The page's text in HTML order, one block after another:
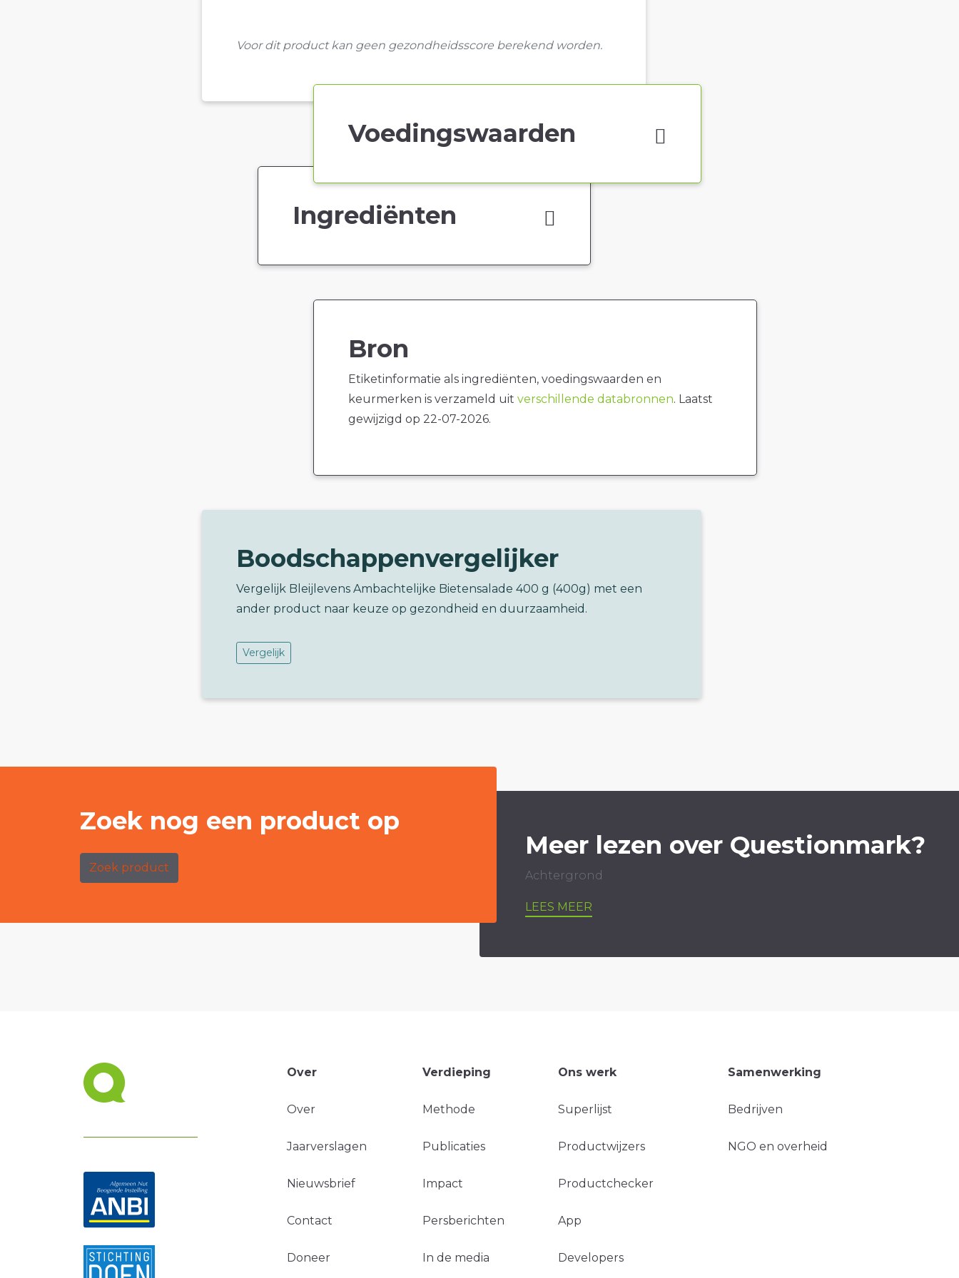
Voor dit product kan geen gezondheidsscore berekend worden.
Voedingswaarden
Ingrediënten
Bron
Etiketinformatie als ingrediënten, voedingswaarden en
keurmerken is verzameld uit verschillende databronnen. Laatst
gewijzigd op 22-07-2026.
Boodschappenvergelijker
Vergelijk Bleijlevens Ambachtelijke Bietensalade 400 g (400g) met een
ander product naar keuze op gezondheid en duurzaamheid.
Vergelijk
Zoek nog een product op
Zoek product
Meer lezen over Questionmark?
Achtergrond
LEES MEER
Over
Over
Jaarverslagen
Nieuwsbrief
Contact
Doneer
Verdieping
Methode
Publicaties
Impact
Persberichten
In de media
Ons werk
Superlijst
Productwijzers
Productchecker
App
Developers
Samenwerking
Bedrijven
NGO en overheid